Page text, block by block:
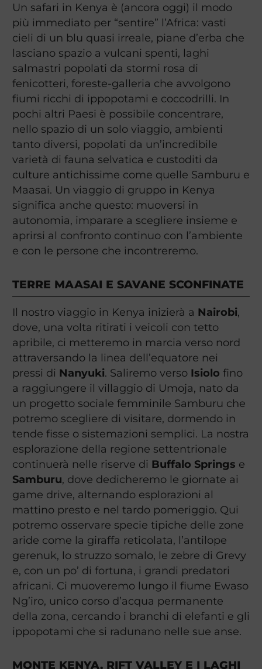
Un safari in Kenya è (ancora oggi) il modo
più immediato per “sentire” l’Africa: vasti
cieli di un blu quasi irreale, piane d’erba che
lasciano spazio a vulcani spenti, laghi
salmastri popolati da stormi rosa di
fenicotteri, foreste‐galleria che avvolgono
fiumi ricchi di ippopotami e coccodrilli. In
pochi altri Paesi è possibile concentrare,
nello spazio di un solo viaggio, ambienti
tanto diversi, popolati da un’incredibile
varietà di fauna selvatica e custoditi da
culture antichissime come quelle Samburu e
Maasai. Un viaggio di gruppo in Kenya
significa anche questo: muoversi in
autonomia, imparare a scegliere insieme e
aprirsi al confronto continuo con l’ambiente
e con le persone che incontreremo.
TERRE MAASAI E SAVANE SCONFINATE
Il nostro viaggio in Kenya inizierà a Nairobi,
dove, una volta ritirati i veicoli con tetto
apribile, ci metteremo in marcia verso nord
attraversando la linea dell’equatore nei
pressi di Nanyuki. Saliremo verso Isiolo fino
a raggiungere il villaggio di Umoja, nato da
un progetto sociale femminile Samburu che
potremo scegliere di visitare, dormendo in
tende fisse o sistemazioni semplici. La nostra
esplorazione della regione settentrionale
continuerà nelle riserve di Buffalo Springs e
Samburu, dove dedicheremo le giornate ai
game drive, alternando esplorazioni al
mattino presto e nel tardo pomeriggio. Qui
potremo osservare specie tipiche delle zone
aride come la giraffa reticolata, l’antilope
gerenuk, lo struzzo somalo, le zebre di Grevy
e, con un po’ di fortuna, i grandi predatori
africani. Ci muoveremo lungo il fiume Ewaso
Ng’iro, unico corso d’acqua permanente
della zona, cercando i branchi di elefanti e gli
ippopotami che si radunano nelle sue anse.
MONTE KENYA, RIFT VALLEY E I LAGHI